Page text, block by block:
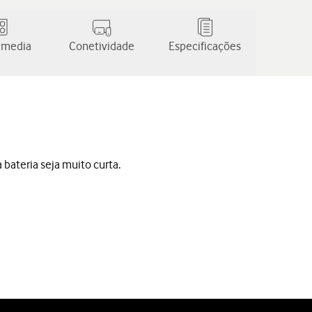
Conetividade Especificações
bateria seja muito curta.